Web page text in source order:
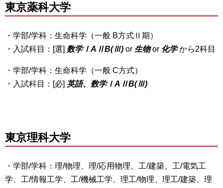
東京薬科大学
・学部/学科：生命科学（一般 B方式Ⅱ期）
・入試科目：[選] 数学ⅠAⅡB(Ⅲ) or 生物or 化学から2科目
・学部/学科：生命科学（一般 C方式）
・入試科目：[必] 英語、数学ⅠAⅡB(Ⅲ)
東京理科大学
・学部/学科：理/物理、理/応用物理、工/建築、工/電気工
学、工/情報工学、工/機械工学、理工/物理、理工/建築、理